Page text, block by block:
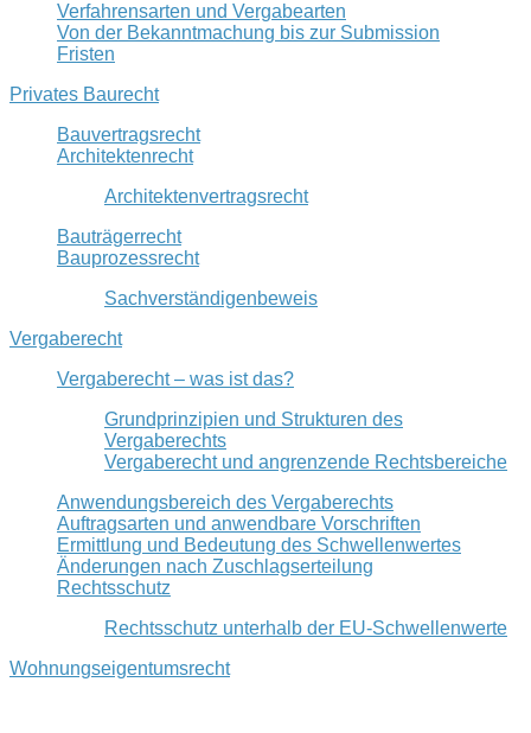
Verfahrensarten und Vergabearten
Von der Bekanntmachung bis zur Submission
Fristen
Privates Baurecht
Bauvertragsrecht
Architektenrecht
Architektenvertragsrecht
Bauträgerrecht
Bauprozessrecht
Sachverständigenbeweis
Vergaberecht
Vergaberecht – was ist das?
Grundprinzipien und Strukturen des
Vergaberechts
Vergaberecht und angrenzende Rechtsbereiche
Anwendungsbereich des Vergaberechts
Auftragsarten und anwendbare Vorschriften
Ermittlung und Bedeutung des Schwellenwertes
Änderungen nach Zuschlagserteilung
Rechtsschutz
Rechtsschutz unterhalb der EU-Schwellenwerte
Wohnungseigentumsrecht